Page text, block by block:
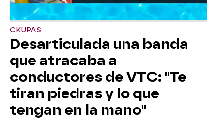
OKUPAS
Desarticulada una banda
que atracaba a
conductores de VTC: "Te
tiran piedras y lo que
tengan en la mano"